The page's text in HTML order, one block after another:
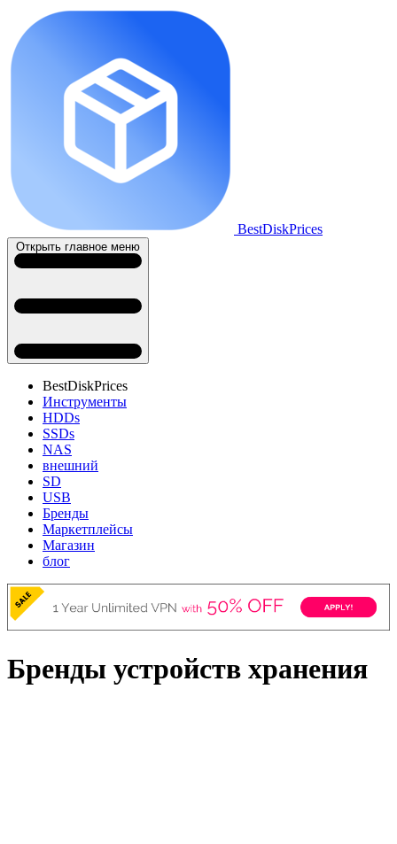
BestDiskPrices
Открыть главное меню
BestDiskPrices
Инструменты
HDDs
SSDs
NAS
внешний
SD
USB
Бренды
Маркетплейсы
Магазин
блог
Бренды устройств хранения